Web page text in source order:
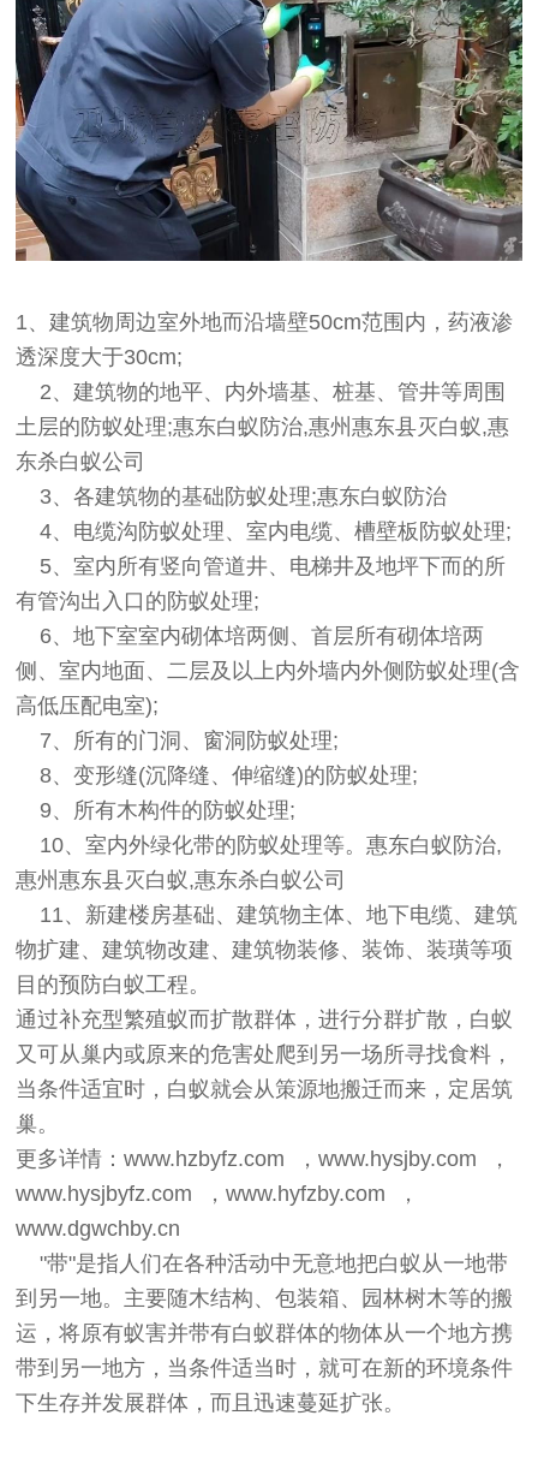
1、建筑物周边室外地而沿墙壁50cm范围内，药液渗
透深度大于30cm;
2、建筑物的地平、内外墙基、桩基、管井等周围
土层的防蚁处理;惠东白蚁防治,惠州惠东县灭白蚁,惠
东杀白蚁公司
3、各建筑物的基础防蚁处理;惠东白蚁防治
4、电缆沟防蚁处理、室内电缆、槽壁板防蚁处理;
5、室内所有竖向管道井、电梯井及地坪下而的所
有管沟出入口的防蚁处理;
6、地下室室内砌体培两侧、首层所有砌体培两
侧、室内地面、二层及以上内外墙内外侧防蚁处理(含
高低压配电室);
7、所有的门洞、窗洞防蚁处理;
8、变形缝(沉降缝、伸缩缝)的防蚁处理;
9、所有木构件的防蚁处理;
10、室内外绿化带的防蚁处理等。惠东白蚁防治,
惠州惠东县灭白蚁,惠东杀白蚁公司
11、新建楼房基础、建筑物主体、地下电缆、建筑
物扩建、建筑物改建、建筑物装修、装饰、装璜等项
目的预防白蚁工程。
通过补充型繁殖蚁而扩散群体，进行分群扩散，白蚁
又可从巢内或原来的危害处爬到另一场所寻找食料，
当条件适宜时，白蚁就会从策源地搬迁而来，定居筑
巢。
更多详情：www.hzbyfz.com ，www.hysjby.com
，
www.hysjbyfz.com
，www.hyfzby.com
，
www.dgwchby.cn
"带"是指人们在各种活动中无意地把白蚁从一地带
到另一地。主要随木结构、包装箱、园林树木等的搬
运，将原有蚁害并带有白蚁群体的物体从一个地方携
带到另一地方，当条件适当时，就可在新的环境条件
下生存并发展群体，而且迅速蔓延扩张。